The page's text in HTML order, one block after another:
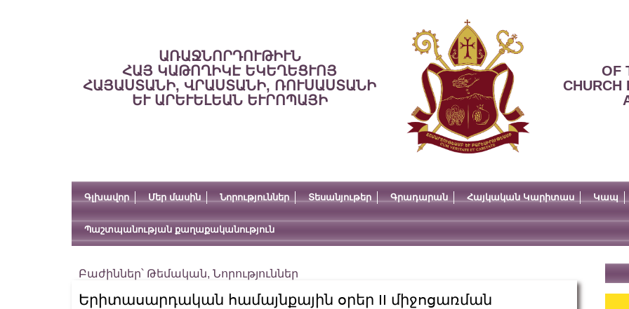
ԱՌԱՋՆՈՐԴՈՒԹԻՒՆ
ՀԱՅ ԿԱԹՈՂԻԿԷ ԵԿԵՂԵՑՒՈՅ
ՀԱՅԱՍՏԱՆԻ, ՎՐԱՍՏԱՆԻ, ՌՈՒՍԱՍՏԱՆԻ
ԵՒ ԱՐԵՒԵԼԵԱՆ ԵՒՐՈՊԱՅԻ
OF
CHURCH
Գլխավոր Մեր մասին Նորություններ Տեսանյութեր Գրադարան Հայկական Կարիտաս Կապ
Պաշտպանության քաղաքականություն
Բաժիններ՝ Թեմական, Նորություններ
Երիտասարդական համայնքային օրեր II միջոցառման